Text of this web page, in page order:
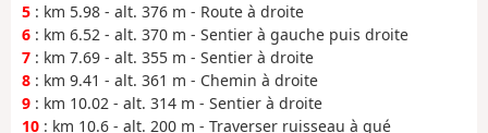
5 : km 5.98 - alt. 376 m - Route à droite
6 : km 6.52 - alt. 370 m - Sentier à gauche puis droite
7 : km 7.69 - alt. 355 m - Sentier à droite
8 : km 9.41 - alt. 361 m - Chemin à droite
9 : km 10.02 - alt. 314 m - Sentier à droite
10 : km 10.6 - alt. 200 m - Traverser ruisseau à gué